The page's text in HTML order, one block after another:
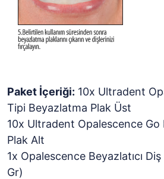
Paket İçeriği: 10x Ultradent
Tipi Beyazlatma Plak Üst
10x Ultradent Opalescence
Plak Alt
1x Opalescence Beyazlatıcı
Gr)